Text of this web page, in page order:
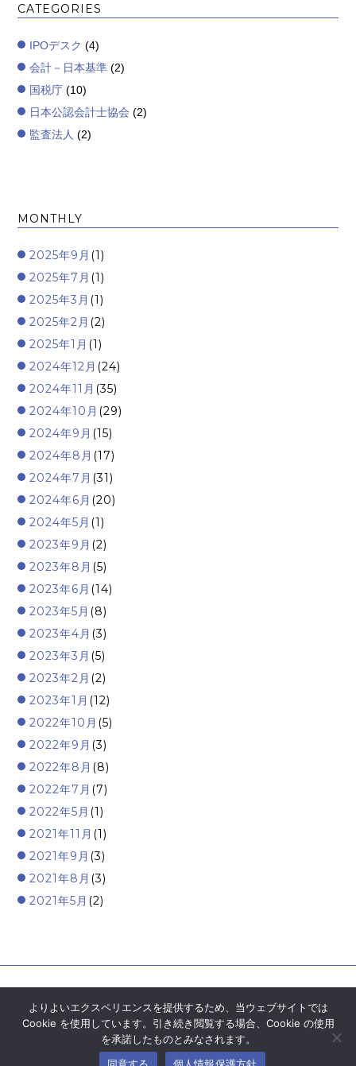
CATEGORIES
IPOデスク (4)
会計－日本基準 (2)
国税庁 (10)
日本公認会計士協会 (2)
監査法人 (2)
MONTHLY
2025年9月 (1)
2025年7月 (1)
2025年3月 (1)
2025年2月 (2)
2025年1月 (1)
2024年12月 (24)
2024年11月 (35)
2024年10月 (29)
2024年9月 (15)
2024年8月 (17)
2024年7月 (31)
2024年6月 (20)
2024年5月 (1)
2023年9月 (2)
2023年8月 (5)
2023年6月 (14)
2023年5月 (8)
2023年4月 (3)
2023年3月 (5)
2023年2月 (2)
2023年1月 (12)
2022年10月 (5)
2022年9月 (3)
2022年8月 (8)
2022年7月 (7)
2022年5月 (1)
2021年11月 (1)
2021年9月 (3)
2021年8月 (3)
2021年5月 (2)
© Moore Mirai&Co. All Right Reserved.
よりよいエクスペリエンスを提供するため、当ウェブサイトでは
Cookie を使用しています。引き続き閲覧する場合、Cookie の使用
を承諾したものとみなされます。
同意する
個人情報保護方針